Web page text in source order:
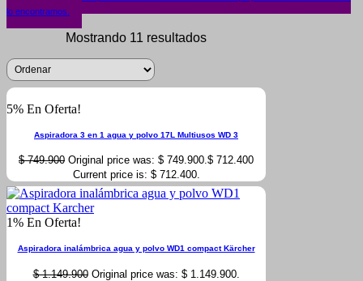
lo encontramos.
Mostrando 11 resultados
5% En Oferta!
Aspiradora 3 en 1 agua y polvo 17L Multiusos WD 3
$749.900 Original price was: $ 749.900.$ 712.400
Current price is: $ 712.400.
1% En Oferta!
Aspiradora inalámbrica agua y polvo WD1 compact Kärcher
$1.149.900 Original price was: $ 1.149.900.